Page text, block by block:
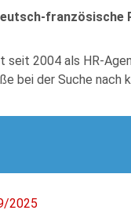
französische
seit 2004 als HR-
bei der Suche nach
2025